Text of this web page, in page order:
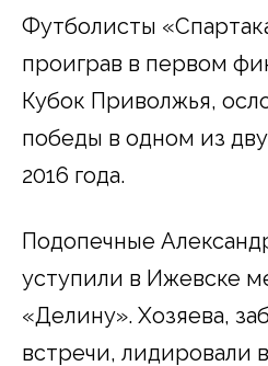
Футболисты
проиграв в первом
Кубок Приволжья,
победы в одном из
2016 года.
Подопечные
уступили в Ижевске
«Делину». Хозяева,
встречи, лидировали